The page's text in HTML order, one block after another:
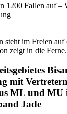
1200 Fallen auf –
mit
ML und MU
Jade